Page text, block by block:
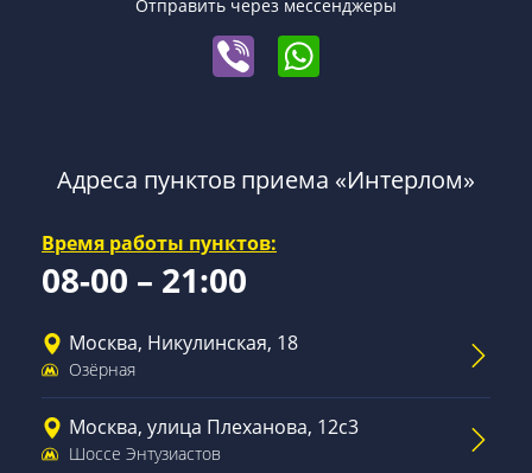
Отправить через мессенджеры
Адреса пунктов приема «Интерлом»
Время работы пунктов:
08-00 – 21:00
Москва, Никулинская, 18
Озёрная
Москва, улица Плеханова, 12с3
Шоссе Энтузиастов